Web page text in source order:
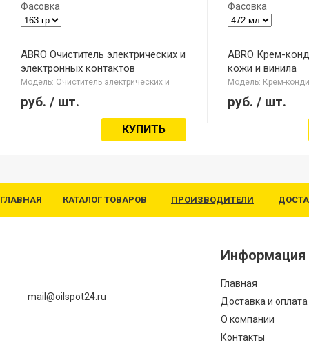
Фасовка
ABRO Очиститель электрических и
электронных контактов
Модель: Очиститель электрических и
электронных контактов
руб. / шт.
КУПИТЬ
Фасовка
ABRO Крем-
кожи и винила
Модель: Крем-
винила
руб. / шт.
ГЛАВНАЯ КАТАЛОГ ТОВАРОВ ПРОИЗВОДИТЕЛИ
mail@oilspot24.ru
Информация
Главная
Доставка и оплата
О компании
Контакты